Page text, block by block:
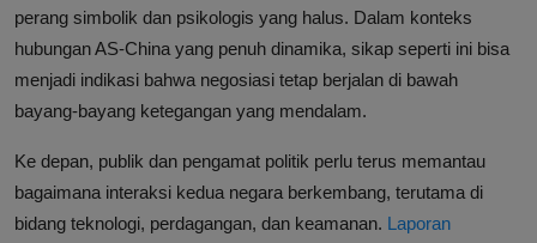
perang simbolik dan psikologis yang halus. Dalam konteks
hubungan AS-China yang penuh dinamika, sikap seperti ini bisa
menjadi indikasi bahwa negosiasi tetap berjalan di bawah
bayang-bayang ketegangan yang mendalam.
Ke depan, publik dan pengamat politik perlu terus memantau
bagaimana interaksi kedua negara berkembang, terutama di
bidang teknologi, perdagangan, dan keamanan. Laporan